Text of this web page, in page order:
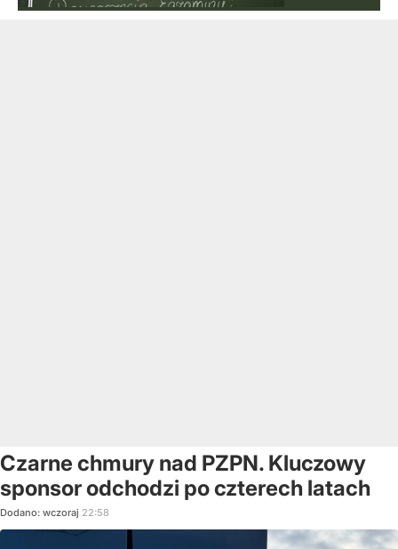
Czarne chmury nad PZPN. Kluczowy
sponsor odchodzi po czterech latach
Dodano: wczoraj 22:58